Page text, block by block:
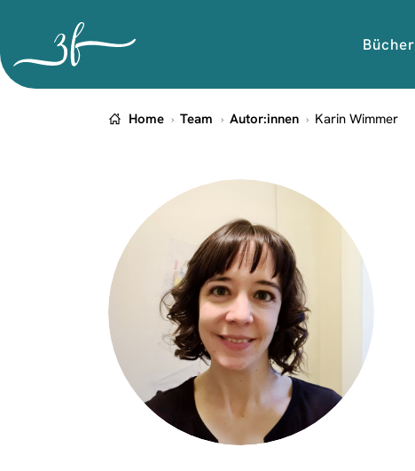
Bücher
Home Team Autor:innen Karin Wimmer